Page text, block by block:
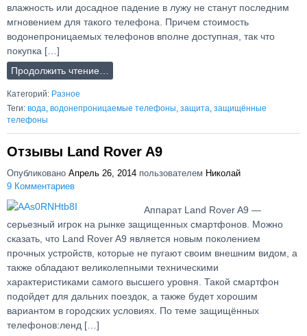
влажность или досадное падение в лужу не станут последним
мгновением для такого телефона. Причем стоимость
водонепроницаемых телефонов вполне доступная, так что
покупка […]
Продолжить чтение…
Категорий: Разное
Теги: вода водонепроницаемые телефоны защита защищённые
телефоны
Отзывы Land Rover A9
Опубликовано Апрель 26, 2014 пользователем Николай
9 Комментариев
Аппарат Land Rover A9 —
серьезный игрок на рынке защищенных смартфонов. Можно
сказать, что Land Rover A9 является новым поколением
прочных устройств, которые не пугают своим внешним видом, а
также обладают великолепными техническими
характеристиками самого высшего уровня. Такой смартфон
подойдет для дальних поездок, а также будет хорошим
вариантом в городских условиях. По теме защищённых
телефонов:ленд […]